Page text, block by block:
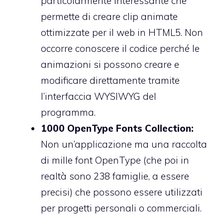
permette di creare clip animate
ottimizzate per il web in HTML5. Non
occorre conoscere il codice perché le
animazioni si possono creare e
modificare direttamente tramite
l’interfaccia WYSIWYG del
programma.
1000 OpenType Fonts Collection:
Non un’applicazione ma una raccolta
di mille font OpenType (che poi in
realtà sono 238 famiglie, a essere
precisi) che possono essere utilizzati
per progetti personali o commerciali.